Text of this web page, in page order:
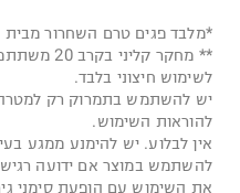
*מלבד פגים טרם השחרור מבית
** מחקר קליני בקרב 20 משתתפים בעלי עור יבש
לשימוש חיצוני בלבד.
יש להשתמש בתמרוק רק
להוראות השימוש.
אין לבלוע. יש להימנע ממגע
להשתמש במוצר אם ידועה
את השימוש עם הופעת סימני